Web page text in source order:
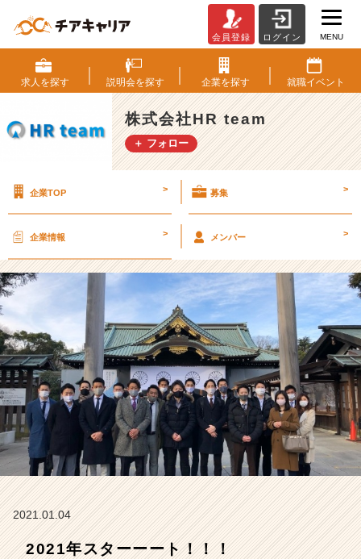
0
2
1
年
ス
タ
ト！！！
会
H
t
e
a
m
の
タ
イ
ラ
ン
会員登録 ログイン MENU
求人を探す 説明会を探す 企業を探す 就職イベント
株式会社HR team
＋ フォロー
企業TOP > 募集 >
企業情報 > メンバー >
2021.01.04
2021年スターーート！！！